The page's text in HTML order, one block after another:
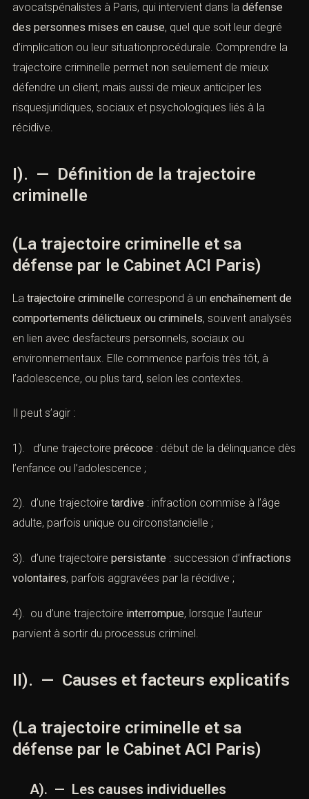
avocatspénalistes à Paris, qui intervient dans la défense
des personnes mises en cause, quel que soit leur degré
d’implication ou leur situationprocédurale. Comprendre la
trajectoire criminelle permet non seulement de mieux
défendre un client, mais aussi de mieux anticiper les
risquesjuridiques, sociaux et psychologiques liés à la
récidive.
I). — Définition de la trajectoire
criminelle
(La trajectoire criminelle et sa
défense par le Cabinet ACI Paris)
La trajectoire criminelle correspond à un enchaînement de
comportements délictueux ou criminels, souvent analysés
en lien avec desfacteurs personnels, sociaux ou
environnementaux. Elle commence parfois très tôt, à
l’adolescence, ou plus tard, selon les contextes.
Il peut s’agir :
1). d’une trajectoire précoce : début de la délinquance dès
l’enfance ou l’adolescence ;
2). d’une trajectoire tardive : infraction commise à l’âge
adulte, parfois unique ou circonstancielle ;
3). d’une trajectoire persistante : succession d’infractions
volontaires, parfois aggravées par la récidive ;
4). ou d’une trajectoire interrompue, lorsque l’auteur
parvient à sortir du processus criminel.
II). — Causes et facteurs explicatifs
(La trajectoire criminelle et sa
défense par le Cabinet ACI Paris)
A). — Les causes individuelles